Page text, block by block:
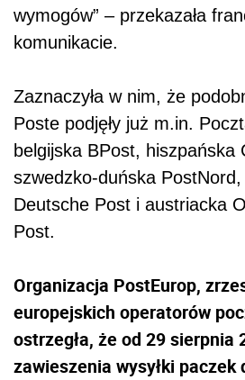
wymogów” – przekazała
komunikacie.
Zaznaczyła w nim, że
Poste podjęły już m.in.
belgijska BPost, hiszpańska
szwedzko-duńska
Deutsche Post i austriacka
Post.
Organizacja PostEurop,
europejskich operatorów
ostrzegła, że od 29 sierpnia
zawieszenia wysyłki paczek